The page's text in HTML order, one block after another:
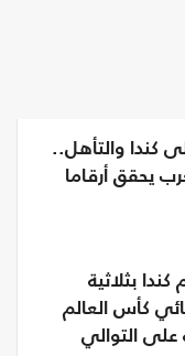
كندا والتأهل..
يحقق أرقاما
كندا بثلاثية
كأس العالم
على التوالي